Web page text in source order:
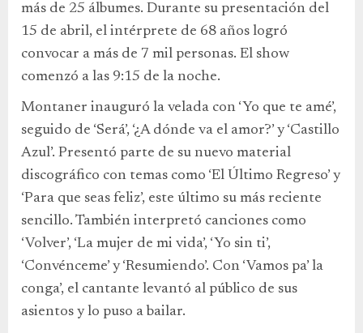
más de 25 álbumes. Durante su presentación del
15 de abril, el intérprete de 68 años logró
convocar a más de 7 mil personas. El show
comenzó a las 9:15 de la noche.
Montaner inauguró la velada con ‘Yo que te amé’,
seguido de ‘Será’, ‘¿A dónde va el amor?’ y ‘Castillo
Azul’. Presentó parte de su nuevo material
discográfico con temas como ‘El Último Regreso’ y
‘Para que seas feliz’, este último su más reciente
sencillo. También interpretó canciones como
‘Volver’, ‘La mujer de mi vida’, ‘Yo sin ti’,
‘Convénceme’ y ‘Resumiendo’. Con ‘Vamos pa’ la
conga’, el cantante levantó al público de sus
asientos y lo puso a bailar.